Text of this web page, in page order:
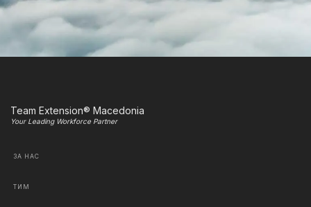
Team Extension® Macedonia
Your Leading Workforce Partner
ЗА НАС
ТИМ